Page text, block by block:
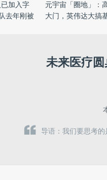
加入字
去年刚被
元宇宙「圈地」：
大门，英伟达大搞
未来医疗
导语：我们要思考